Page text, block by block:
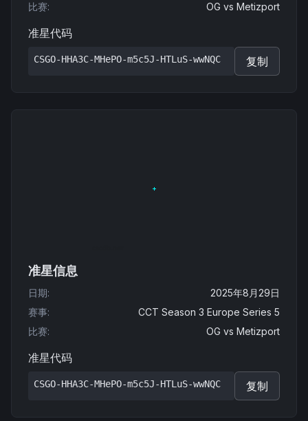
比赛: OG vs Metizport
准星代码
CSGO-HHA3C-MHePO-m5c5J-HTLuS-wwNQC 复制
准星信息
日期:
2025年8月29日
赛事:
CCT Season 3 Europe Series 5
比赛: OG vs Metizport
准星代码
CSGO-HHA3C-MHePO-m5c5J-HTLuS-wwNQC 复制